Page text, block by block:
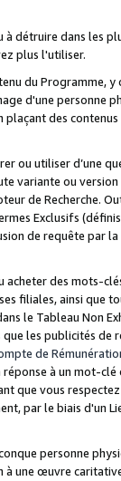
détruire dans les
plus l'utiliser.
du Programme,
d'une personne
des
ou utiliser d’une
variante ou
de Recherche.
Exclusifs
de requête
acheter des mots-
filiales, ainsi que
le Tableau Non
les publicités de
de
à un mot-
que vous
par le biais d'un
personne
à une œuvre